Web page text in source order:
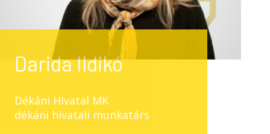
Darida Ildikó
Dékáni Hivatal MK
dékáni hivatali munkatárs